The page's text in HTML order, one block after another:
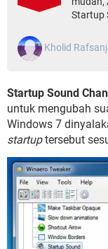
Startup
Kholid
Startup Sound
untuk mengubah
Windows 7
startuptersebut